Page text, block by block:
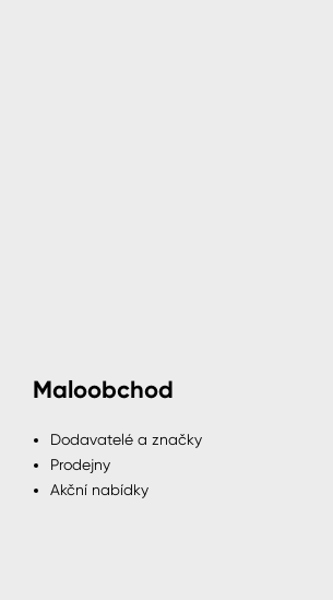
Maloobchod
Dodavatelé a značky
Prodejny
Akční nabídky